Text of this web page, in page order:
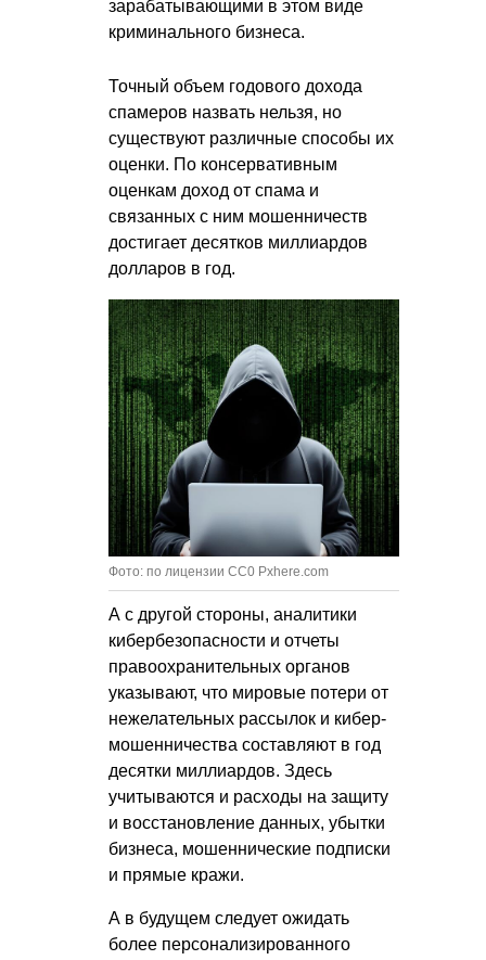
зарабатывающими в этом виде
криминального бизнеса.
Точный объем годового дохода
спамеров назвать нельзя, но
существуют различные способы их
оценки. По консервативным
оценкам доход от спама и
связанных с ним мошенничеств
достигает десятков миллиардов
долларов в год.
Фото: по лицензии CC0 Pxhere.com
А с другой стороны, аналитики
кибербезопасности и отчеты
правоохранительных органов
указывают, что мировые потери от
нежелательных рассылок и кибер-
мошенничества составляют в год
десятки миллиардов. Здесь
учитываются и расходы на защиту
и восстановление данных, убытки
бизнеса, мошеннические подписки
и прямые кражи.
А в будущем следует ожидать
более персонализированного